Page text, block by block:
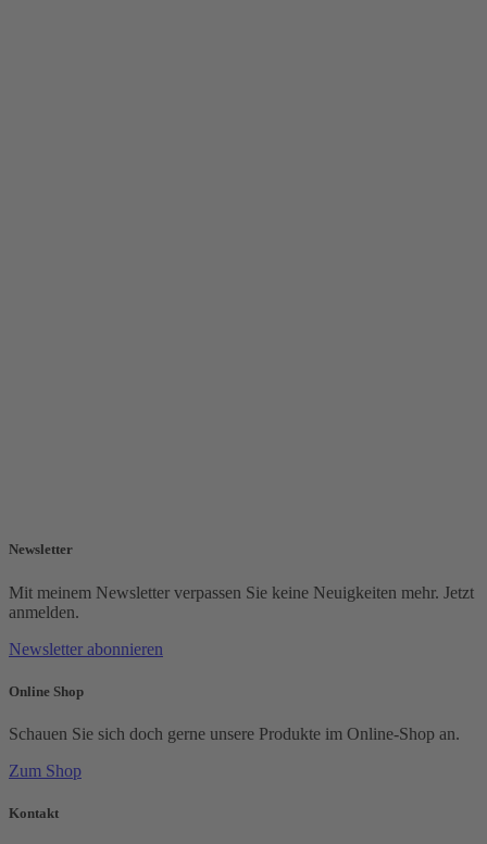
Newsletter
Mit meinem Newsletter verpassen Sie keine Neuigkeiten mehr. Jetzt
anmelden.
Newsletter abonnieren
Online Shop
Schauen Sie sich doch gerne unsere Produkte im Online-Shop an.
Zum Shop
Kontakt